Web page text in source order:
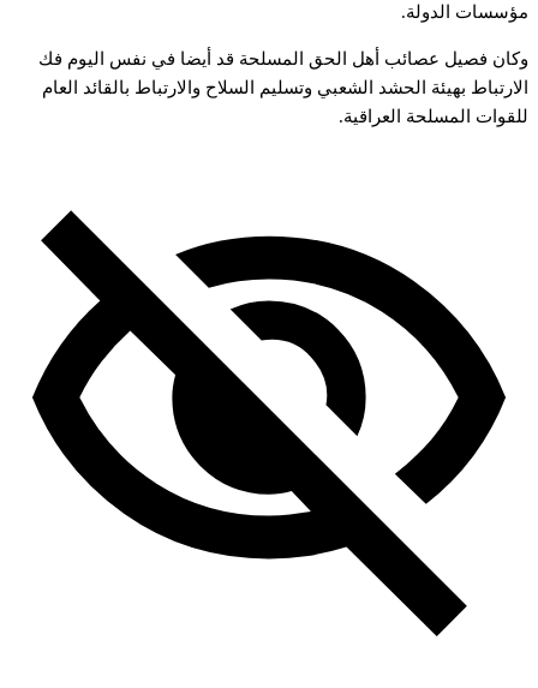
مؤسسات الدولة.
وكان فصيل عصائب أهل الحق المسلحة قد أيضا في نفس اليوم فك
الارتباط بهيئة الحشد الشعبي وتسليم السلاح والارتباط بالقائد العام
للقوات المسلحة العراقية.